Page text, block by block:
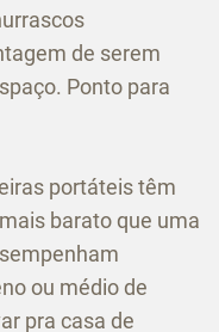
de serem
Ponto para
portáteis têm
barato que uma
ou médio de
pra casa de